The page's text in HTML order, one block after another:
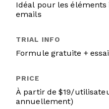
Idéal pour les
emails
Formule gratuite +
À partir de $19/
annuellement)